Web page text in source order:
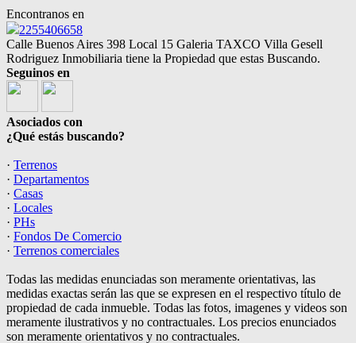
Encontranos en
2255406658
Calle Buenos Aires 398 Local 15 Galeria TAXCO Villa Gesell
Rodriguez Inmobiliaria tiene la Propiedad que estas Buscando.
Seguinos en
Asociados con
¿Qué estás buscando?
· Terrenos
· Departamentos
· Casas
· Locales
· PHs
· Fondos De Comercio
· Terrenos comerciales
Todas las medidas enunciadas son meramente orientativas, las
medidas exactas serán las que se expresen en el respectivo título de
propiedad de cada inmueble. Todas las fotos, imagenes y videos son
meramente ilustrativos y no contractuales. Los precios enunciados
son meramente orientativos y no contractuales.